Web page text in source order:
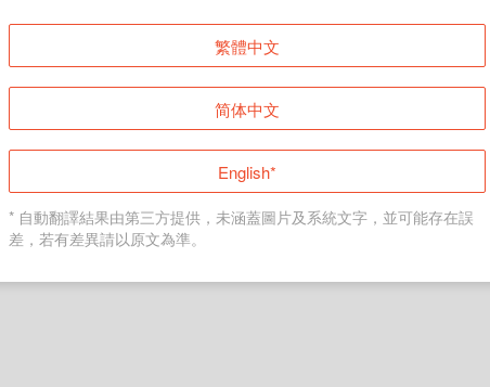
登入
返回首頁
繁體中文
简体中文
English*
* 自動翻譯結果由第三方提供，未涵蓋圖片及系統文字，並可能存在誤
差，若有差異請以原文為準。